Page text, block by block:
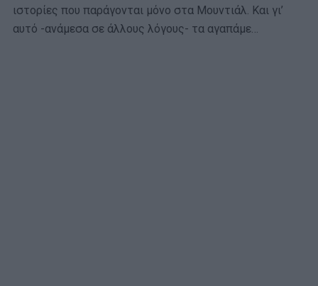
ιστορίες που παράγονται μόνο στα Μουντιάλ. Και γι’
αυτό -ανάμεσα σε άλλους λόγους- τα αγαπάμε…